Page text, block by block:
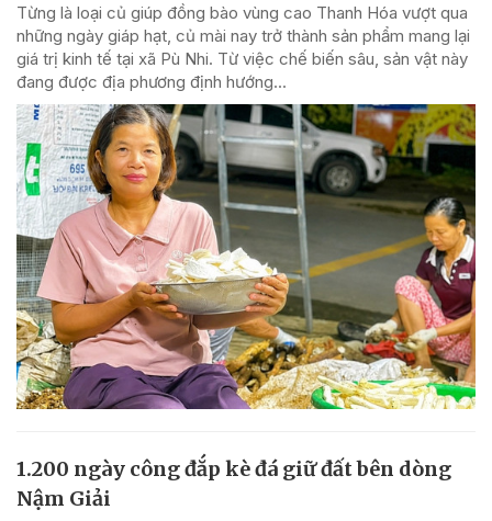
Từng là loại củ giúp đồng bào vùng cao Thanh Hóa vượt qua
những ngày giáp hạt, củ mài nay trở thành sản phẩm mang lại
giá trị kinh tế tại xã Pù Nhi. Từ việc chế biến sâu, sản vật này
đang được địa phương định hướng...
1.200 ngày công đắp kè đá giữ đất bên dòng
Nậm Giải